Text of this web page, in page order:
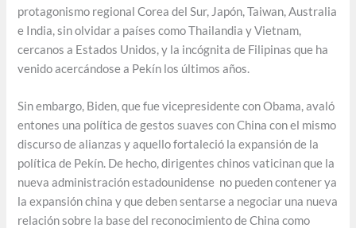
protagonismo regional Corea del Sur, Japón, Taiwan, Australia
e India, sin olvidar a países como Thailandia y Vietnam,
cercanos a Estados Unidos, y la incógnita de Filipinas que ha
venido acercándose a Pekín los últimos años.
Sin embargo, Biden, que fue vicepresidente con Obama, avaló
entones una política de gestos suaves con China con el mismo
discurso de alianzas y aquello fortaleció la expansión de la
política de Pekín. De hecho, dirigentes chinos vaticinan que la
nueva administración estadounidense no pueden contener ya
la expansión china y que deben sentarse a negociar una nueva
relación sobre la base del reconocimiento de China como